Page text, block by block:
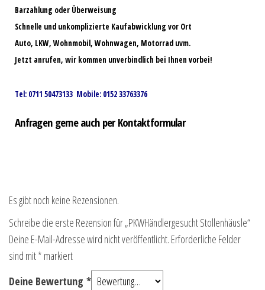
Barzahlung oder Überweisung
Schnelle und unkomplizierte Kaufabwicklung vor Ort
Auto, LKW, Wohnmobil, Wohnwagen, Motorrad uvm.
Jetzt anrufen, wir kommen unverbindlich bei Ihnen vorbei!
Tel: 0711 50473133 Mobile: 0152 33763376
Anfragen gerne auch per Kontaktformular
Es gibt noch keine Rezensionen.
Schreibe die erste Rezension für „PKWHändlergesucht Stollenhäusle“
Deine E-Mail-Adresse wird nicht veröffentlicht. Erforderliche Felder
sind mit* markiert
Deine Bewertung *